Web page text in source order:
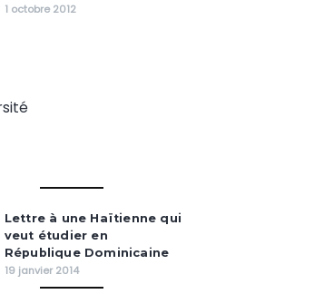
1 octobre 2012
Lettre à une Haïtienne qui
veut étudier en
République Dominicaine
19 janvier 2014